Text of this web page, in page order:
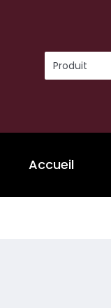
Accueil